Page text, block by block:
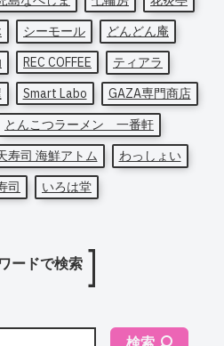
シーモール
どんどん庵
REC COFFEE
ティアラ
Smart Labo
GAZA専門商店
とんこつラーメン 一番軒
寿司 海鮮アトム
わっしょい
司
いろは堂
ードで検索